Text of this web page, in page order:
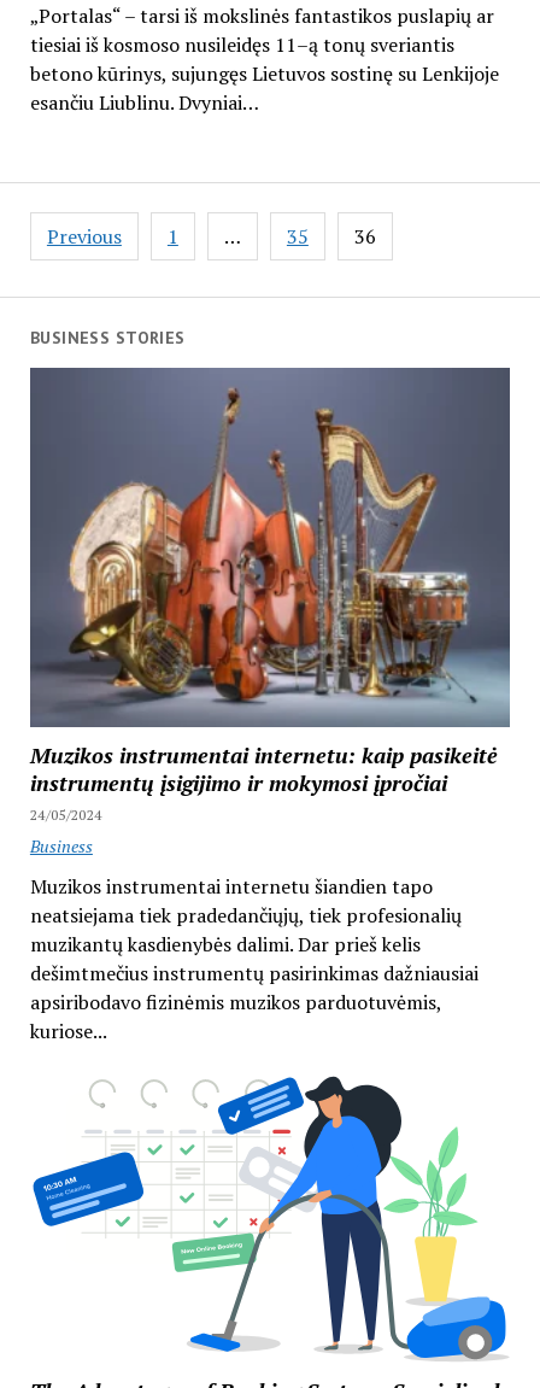
BUSINESS STORIES
Muzikos instrumentai internetu: kaip pasikeitė
instrumentų įsigijimo ir mokymosi įpročiai
24/05/2024
Business
Muzikos instrumentai internetu šiandien tapo
neatsiejama tiek pradedančiųjų, tiek profesionalių
muzikantų kasdienybės dalimi. Dar prieš kelis
dešimtmečius instrumentų pasirinkimas dažniausiai
apsiribodavo fizinėmis muzikos parduotuvėmis,
kuriose...
„Portalas“ – tarsi iš mokslinės fantastikos puslapių ar
tiesiai iš kosmoso nusileidęs 11–ą tonų sveriantis
betono kūrinys, sujungęs Lietuvos sostinę su Lenkijoje
esančiu Liublinu. Dvyniai…
Posts
pagination
Previous 1 … 35 36